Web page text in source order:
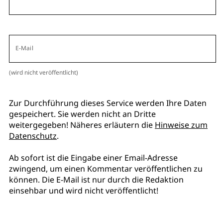
E-Mail
(wird nicht veröffentlicht)
Zur Durchführung dieses Service werden Ihre Daten
gespeichert. Sie werden nicht an Dritte
weitergegeben! Näheres erläutern die Hinweise zum
Datenschutz.
Ab sofort ist die Eingabe einer Email-Adresse
zwingend, um einen Kommentar veröffentlichen zu
können. Die E-Mail ist nur durch die Redaktion
einsehbar und wird nicht veröffentlicht!